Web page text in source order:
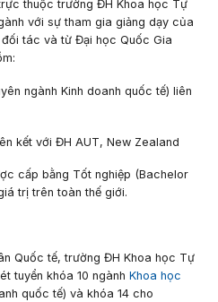
thuộc trường ĐH Khoa học Tự
với sự tham gia giảng dạy của
tác và từ Đại học Quốc Gia
ngành Kinh doanh quốc tế) liên
kết với ĐH AUT, New Zealand
cấp bằng Tốt nghiệp (Bachelor
trị trên toàn thế giới.
Quốc tế, trường ĐH Khoa học Tự
tuyển khóa 10 ngành Khoa học
quốc tế) và khóa 14 cho